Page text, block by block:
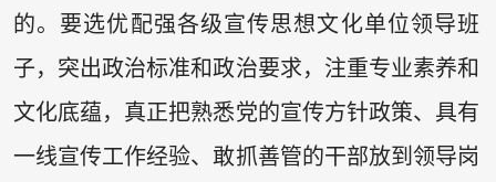
的。要选优配强各级宣传思想文化单位领导班
子，突出政治标准和政治要求，注重专业素养和
文化底蕴，真正把熟悉党的宣传方针政策、具有
一线宣传工作经验、敢抓善管的干部放到领导岗